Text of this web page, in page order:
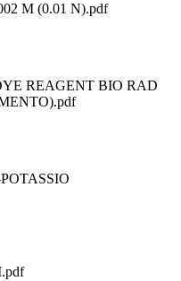
M (0.01 N).pdf
REAGENT BIO RAD